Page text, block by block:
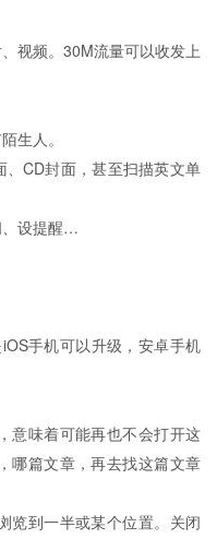
视频。30M流量可以收发上
生人。
CD封面，甚至扫描英文单
、设提醒…
手机可以升级，安卓手机
意味着可能再也不会打开这
哪篇文章，再去找这篇文章
览到一半或某个位置。关闭